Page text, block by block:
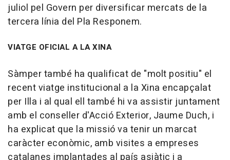
juliol pel Govern per diversificar mercats de la
tercera línia del Pla Responem.
VIATGE OFICIAL A LA XINA
Sàmper també ha qualificat de "molt positiu" el
recent viatge institucional a la Xina encapçalat
per Illa i al qual ell també hi va assistir juntament
amb el conseller d'Acció Exterior, Jaume Duch, i
ha explicat que la missió va tenir un marcat
caràcter econòmic, amb visites a empreses